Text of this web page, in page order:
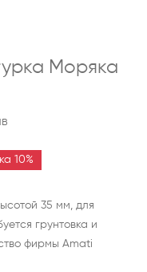
Моряка
10%
35 мм, для
грунтовка и
фирмы Amati